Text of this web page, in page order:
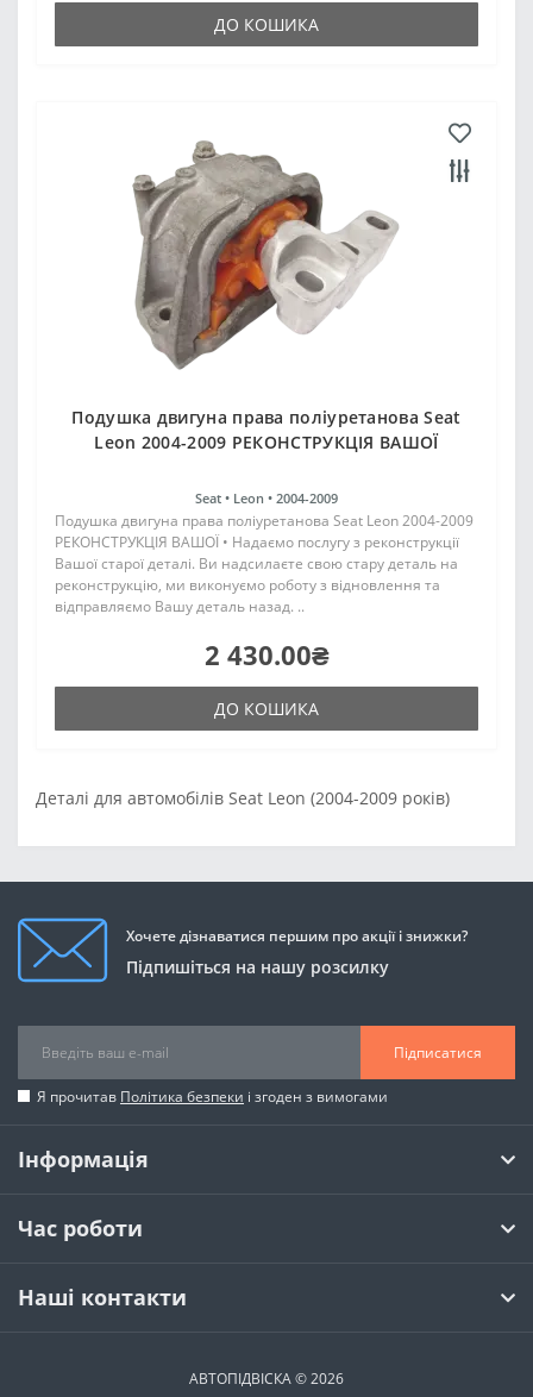
ДО КОШИКА
Подушка двигуна права поліуретанова Seat
Leon 2004-2009 РЕКОНСТРУКЦІЯ ВАШОЇ
Seat • Leon • 2004-2009
Подушка двигуна права поліуретанова Seat Leon 2004-2009
РЕКОНСТРУКЦІЯ ВАШОЇ • Надаємо послугу з реконструкції
Вашої старої деталі. Ви надсилаєте свою стару деталь на
реконструкцію, ми виконуємо роботу з відновлення та
відправляємо Вашу деталь назад. ..
2 430.00₴
ДО КОШИКА
Деталі для автомобілів Seat Leon (2004-2009 років)
Хочете дізнаватися першим про акції і знижки?
Підпишіться на нашу розсилку
Підписатися
Я прочитав Політика безпеки і згоден з вимогами
Інформація
Час роботи
Наші контакти
АВТОПІДВІСКА © 2026